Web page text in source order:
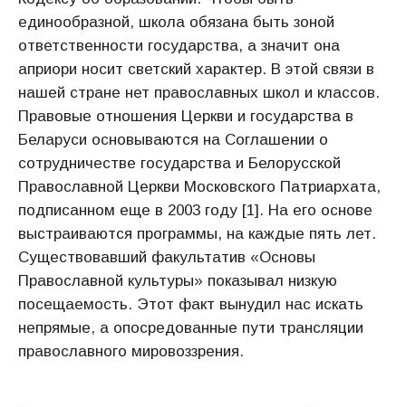
единообразной, школа обязана быть зоной
ответственности государства, а значит она
априори носит светский характер. В этой связи в
нашей стране нет православных школ и классов.
Правовые отношения Церкви и государства в
Беларуси основываются на Соглашении о
сотрудничестве государства и Белорусской
Православной Церкви Московского Патриархата,
подписанном еще в 2003 году [1]. На его основе
выстраиваются программы, на каждые пять лет.
Существовавший факультатив «Основы
Православной культуры» показывал низкую
посещаемость. Этот факт вынудил нас искать
непрямые, а опосредованные пути трансляции
православного мировоззрения.